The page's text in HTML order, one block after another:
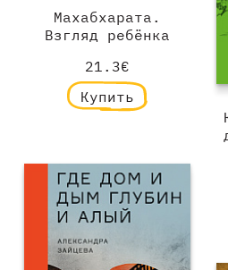
Махабхарата.
Взгляд ребёнка
21.3€
Купить